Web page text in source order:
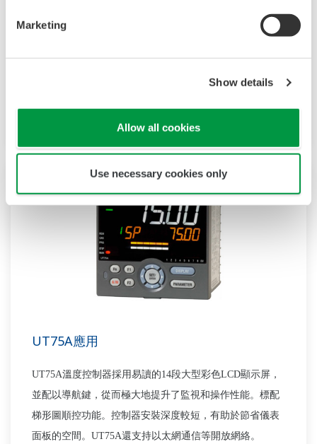
Marketing
Show details
Allow all cookies
Use necessary cookies only
UT35A和 段大型彩色LCD
開放網絡。
UT75A應用
UT75A溫度控制器採用易讀的14段大型彩色LCD顯示屏，
並配以導航鍵，從而極大地提升了監視和操作性能。標配
梯形圖順控功能。控制器安裝深度較短，有助於節省儀表
面板的空間。 UT75A還支持以太網通信等開放網絡。